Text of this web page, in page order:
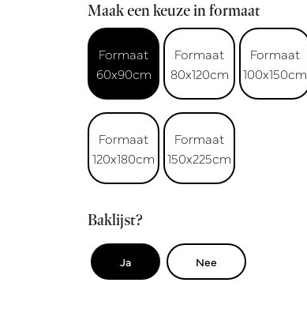
Maak een keuze in formaat
Formaat
60x90cm
Formaat
80x120cm
Formaat
100x150cm
Formaat
120x180cm
Formaat
150x225cm
Baklijst?
Ja Nee